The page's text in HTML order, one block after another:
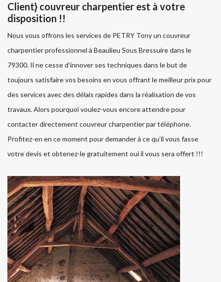
Client} couvreur charpentier est à votre
disposition !!
Nous vous offrons les services de PETRY Tony un couvreur
charpentier professionnel à Beaulieu Sous Bressuire dans le
79300. Il ne cesse d’innover ses techniques dans le but de
toujours satisfaire vos besoins en vous offrant le meilleur prix pour
des services avec des délais rapides dans la réalisation de vos
travaux. Alors pourquoi voulez-vous encore attendre pour
contacter directement couvreur charpentier par téléphone.
Profitez-en en ce moment pour demander à ce qu’il vous fasse
votre devis et obtenez-le gratuitement oui il vous sera offert !!!